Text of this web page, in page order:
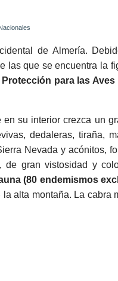
de Almería.
las que se encuentra la
para las Aves
su interior crezca un
dedaleras, tiraña,
Nevada y acónitos,
de gran vistosidad y
(80 endemismos
alta montaña. La cabra